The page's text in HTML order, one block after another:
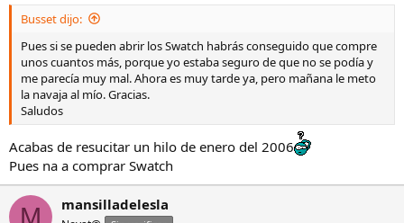
Busset dijo:
Pues si se pueden abrir los Swatch habrás conseguido que compre
unos cuantos más, porque yo estaba seguro de que no se podía y
me parecía muy mal. Ahora es muy tarde ya, pero mañana le meto
la navaja al mío. Gracias.
Saludos
Acabas de resucitar un hilo de enero del 2006
Pues na a comprar Swatch
M mansilladelesla